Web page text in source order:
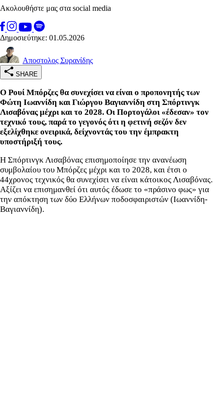
Ακολουθήστε μας στα social media
Δημοσιεύτηκε: 01.05.2026
Αποστολος Συρανίδης
SHARE
Ο Ρουί Μπόρζες θα συνεχίσει να είναι ο προπονητής των
Φώτη Ιωαννίδη και Γιώργου Βαγιαννίδη στη Σπόρτινγκ
Λισαβόνας μέχρι και το 2028. Οι Πορτογάλοι «έδεσαν» τον
τεχνικό τους, παρά το γεγονός ότι η φετινή σεζόν δεν
εξελίχθηκε ονειρικά, δείχνοντάς του την έμπρακτη
υποστήριξή τους.
Η Σπόρτινγκ Λισαβόνας επισημοποίησε την ανανέωση
συμβολαίου του Μπόρζες μέχρι και το 2028, και έτσι ο
44χρονος τεχνικός θα συνεχίσει να είναι κάτοικος Λισαβόνας.
Αξίζει να επισημανθεί ότι αυτός έδωσε το «πράσινο φως» για
την απόκτηση των δύο Ελλήνων ποδοσφαιριστών (Ιωαννίδη-
Βαγιαννίδη).